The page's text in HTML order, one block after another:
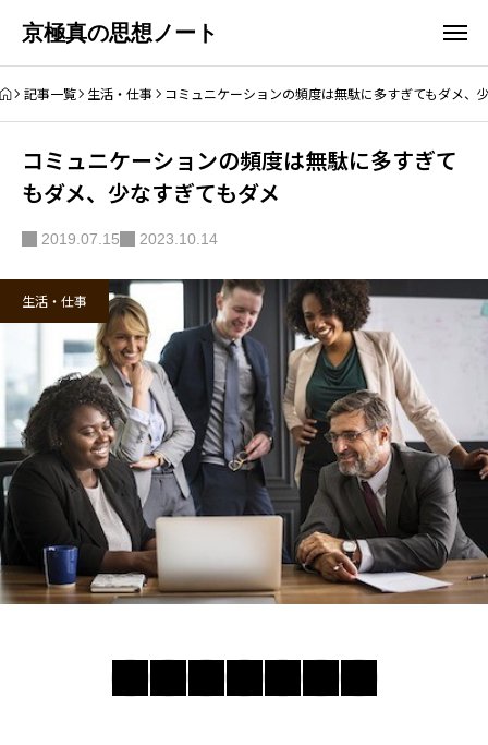
京極真の思想ノート
記事一覧 生活・仕事 コミュニケーションの頻度は無駄に多すぎてもダメ、
コミュニケーションの頻度は無駄に多すぎて
もダメ、少なすぎてもダメ
2019.07.15 2023.10.14
生活・仕事